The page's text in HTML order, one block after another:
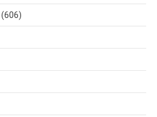
(606)